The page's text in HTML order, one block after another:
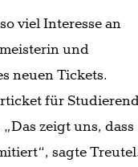
viel Interesse an
und
neuen Tickets.
für
zeigt uns, dass
sagte